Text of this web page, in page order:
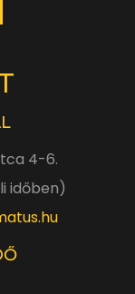
4-6.
időben)